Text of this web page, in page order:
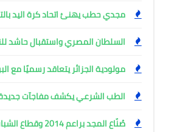
مجدي حطب يهنئ اتحاد كرة اليد بالتأهل
السلطان المصري واستقبال حاشد
مولودية الجزائر يتعاقد رسميًا
الطب الشرعي يكشف مفاجآت
صُنّاع المجد براعم 2014 وقطاع الشباب لمنصات التتويج ببطولة كأس المستقبل العربي